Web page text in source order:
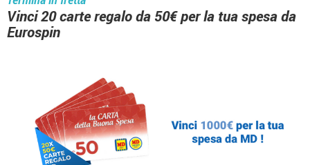
Vinci 20 carte regalo da 50€ per la tua spesa da
Eurospin